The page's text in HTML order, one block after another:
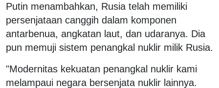
Putin menambahkan, Rusia telah memiliki
persenjataan canggih dalam komponen
antarbenua, angkatan laut, dan udaranya. Dia
pun memuji sistem penangkal nuklir milik Rusia.
"Modernitas kekuatan penangkal nuklir kami
melampaui negara bersenjata nuklir lainnya.